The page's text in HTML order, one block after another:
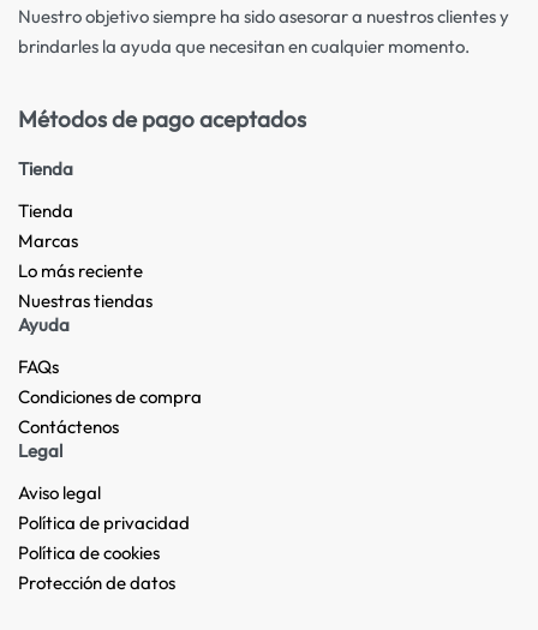
Nuestro objetivo siempre ha sido asesorar a nuestros clientes y
brindarles la ayuda que necesitan en cualquier momento.
Métodos de pago aceptados
Tienda
Tienda
Marcas
Lo más reciente​
Nuestras tiendas​
Ayuda
FAQs
Condiciones de compra
Contáctenos
Legal
Aviso legal
Política de privacidad
Política de cookies
Protección de datos